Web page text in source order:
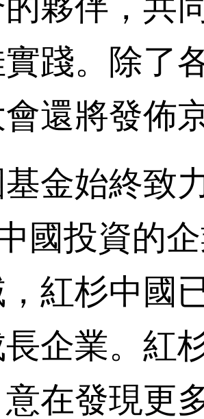
踐。除了
還將發佈
始終致
國投資的
紅杉中國
企業。紅
在發現更